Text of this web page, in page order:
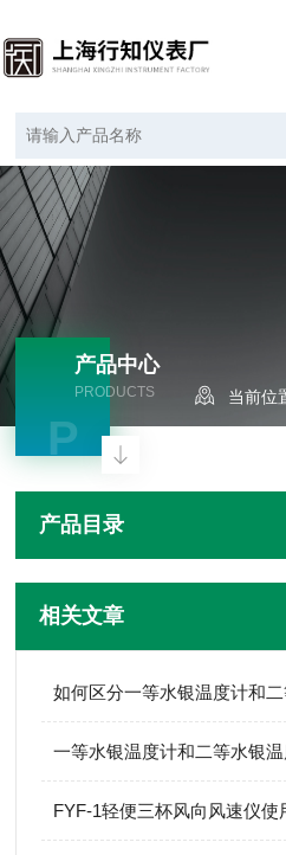
产品中心
PRODUCTS
P
当前位
产品目录
相关文章
如何区分一等水银温度计和
一等水银温度计和二等水银温
FYF-1轻便三杯风向风速仪使